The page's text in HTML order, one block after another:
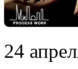
24